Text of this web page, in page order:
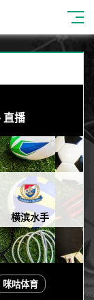
直播
横滨水手
咪咕体育